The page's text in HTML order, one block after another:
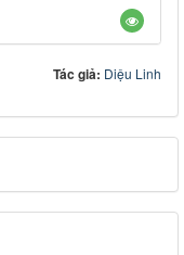
Tác giả: Diệu Linh